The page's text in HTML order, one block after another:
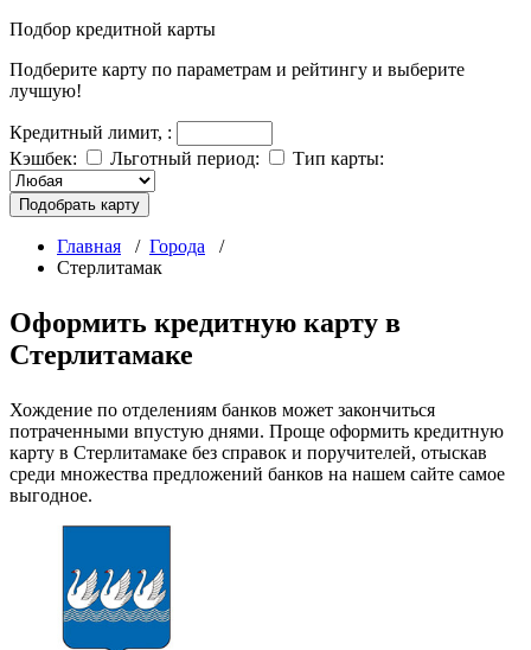
Подбор кредитной карты
Подберите карту по параметрам и рейтингу и выберите
лучшую!
Кредитный лимит, :
Кэшбек:
Льготный период: Тип карты:
Подобрать карту
Главная / Города /
Стерлитамак
Оформить кредитную карту в
Стерлитамаке
Хождение по отделениям банков может закончиться
потраченными впустую днями. Проще оформить кредитную
карту в Стерлитамаке без справок и поручителей, отыскав
среди множества предложений банков на нашем сайте самое
выгодное.